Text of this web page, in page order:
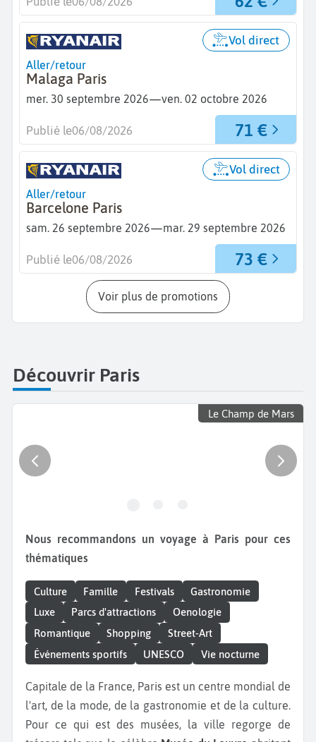
Aller/retour
Malaga Paris
mer. 30 septembre 2026—ven. 02 octobre 2026
Vol direct
71 €
Publié le06/08/2026
Aller/retour
Barcelone Paris
sam. 26 septembre 2026—mar. 29 septembre 2026
Vol direct
73 €
Publié le06/08/2026
Voir plus de promotions
Découvrir Paris
Le Champ de Mars
Nous recommandons un voyage à Paris pour ces
thématiques
Culture Famille Festivals
Gastronomie
Luxe
Parcs d'attractions
Oenologie
Romantique
Shopping
Street-Art
Événements sportifs
UNESCO Vie nocturne
Capitale de la France, Paris est un centre mondial de
l'art, de la mode, de la gastronomie et de la culture.
Pour ce qui est des musées, la ville regorge de